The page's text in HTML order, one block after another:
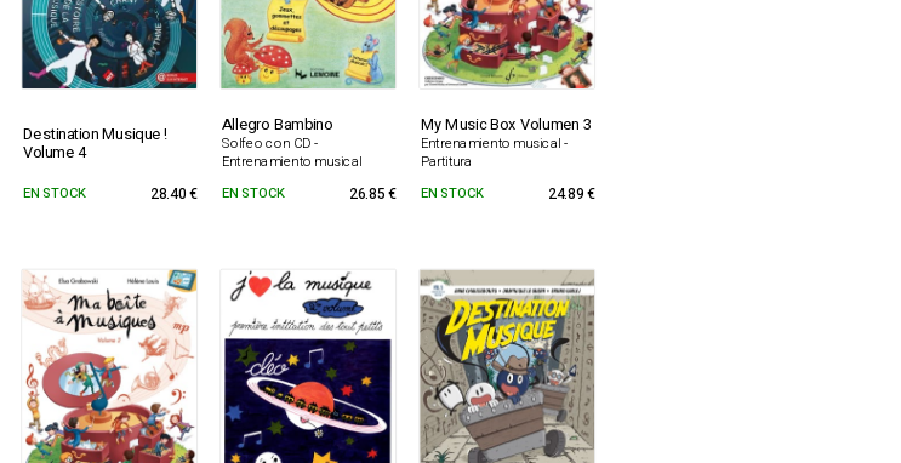
Destination Musique !
Volume 4
Allegro Bambino
Solfeo con CD -
Entrenamiento musical
My Music Box Volumen 3
Entrenamiento musical -
Partitura
EN STOCK 28.40 € EN STOCK 26.85 € EN STOCK 24.89 €